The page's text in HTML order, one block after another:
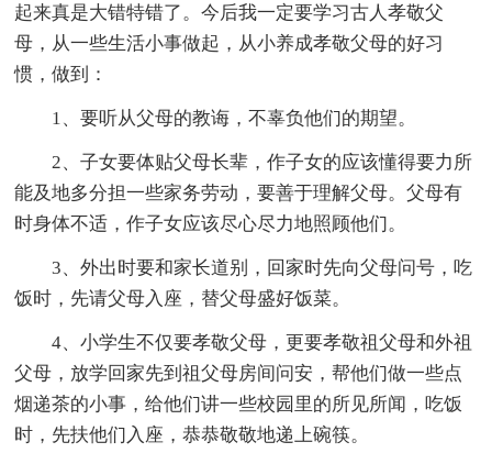
起来真是大错特错了。今后我一定要学习古人孝敬父
母，从一些生活小事做起，从小养成孝敬父母的好习
惯，做到：
1、要听从父母的教诲，不辜负他们的期望。
2、子女要体贴父母长辈，作子女的应该懂得要力所
能及地多分担一些家务劳动，要善于理解父母。父母有
时身体不适，作子女应该尽心尽力地照顾他们。
3、外出时要和家长道别，回家时先向父母问号，吃
饭时，先请父母入座，替父母盛好饭菜。
4、小学生不仅要孝敬父母，更要孝敬祖父母和外祖
父母，放学回家先到祖父母房间问安，帮他们做一些点
烟递茶的小事，给他们讲一些校园里的所见所闻，吃饭
时，先扶他们入座，恭恭敬敬地递上碗筷。